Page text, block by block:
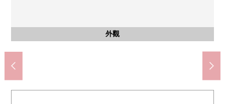
外觀
入口
入口
入口
入口
共有部分
防盜門
共有部分
集合信箱
共有部分
宅配保管櫃
其他當地
停車場入口
共有部分
腳踏車停放處
共有部分
垃圾堆放處
共有部分
名牌
外觀
外觀
Fresco烏丸商店(約460m)
禦射山公園(約620m)
京都市立禦所南小學(約1320m)
京都市立京都御池中學(約780m)
doragguyutaka烏丸三條商店(約170m)
京都西洞院三條郵局(約390m)